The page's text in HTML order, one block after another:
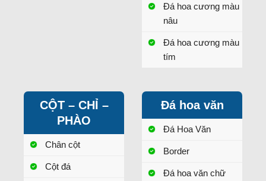
Đá hoa cương màu
nâu
Đá hoa cương màu
tím
CỘT – CHỈ –
PHÀO
Chân cột
Cột đá
Đá hoa văn
Đá Hoa Văn
Border
Đá hoa văn chữ